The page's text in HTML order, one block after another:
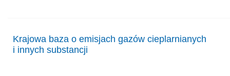
Krajowa baza o emisjach gazów cieplarnianych
i innych substancji